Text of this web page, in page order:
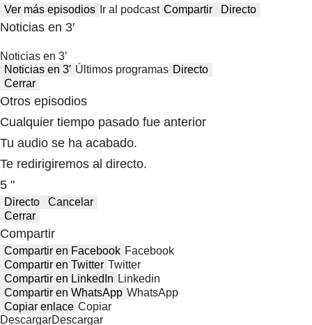
Ver más episodios Ir al podcast Compartir Directo
Noticias en 3′
Noticias en 3′
Noticias en 3′ Últimos programas Directo
Cerrar
Otros episodios
Cualquier tiempo pasado fue anterior
Tu audio se ha acabado.
Te redirigiremos al directo.
5 "
Directo
Cancelar
Cerrar
Compartir
Compartir en Facebook Facebook
Compartir en Twitter Twitter
Compartir en LinkedIn Linkedin
Compartir en WhatsApp WhatsApp
Copiar enlace Copiar
DescargarDescargar